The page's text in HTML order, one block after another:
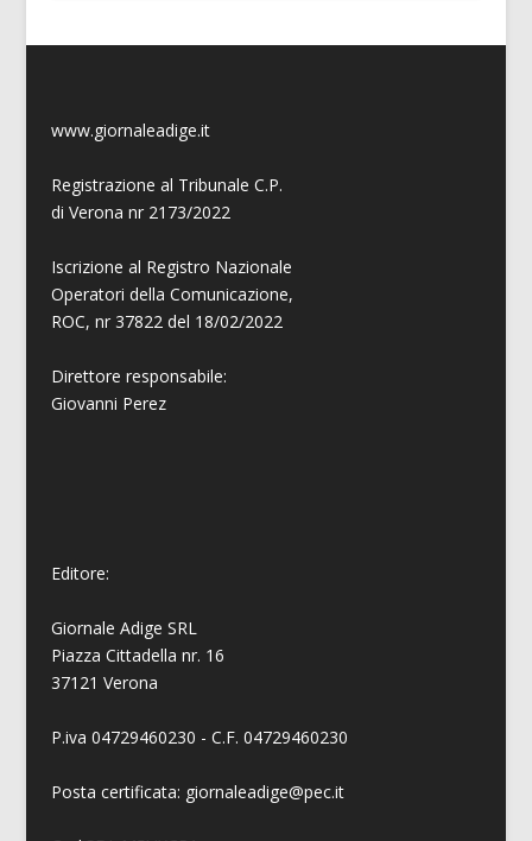
www.giornaleadige.it
Registrazione al Tribunale C.P.
di Verona nr 2173/2022
Iscrizione al Registro Nazionale
Operatori della Comunicazione,
ROC, nr 37822 del 18/02/2022
Direttore responsabile:
Giovanni Perez
Editore:
Giornale Adige SRL
Piazza Cittadella nr. 16
37121 Verona
P.iva 04729460230 - C.F. 04729460230
Posta certificata: giornaleadige@pec.it